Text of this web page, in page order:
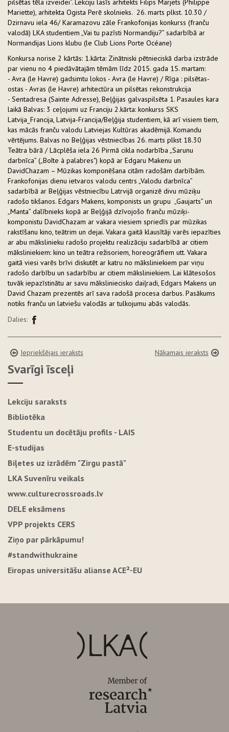
pilsētas tēla izveidei”. Lekciju lasīs arhitekts Filips Marjets (Philippe
Mariette), arhitekta Ogista Perē skolnieks. 26. marts plkst. 10.30 /
Dzirnavu iela 46/ Karamazovu zāle Frankofonijas konkurss (franču
valodā) LKA studentiem „Vai tu pazīsti Normandiju?” sadarbībā ar
Normandijas Lions klubu (le Club Lions Porte Océane)
Konkursa norise 2 kārtās: 1.kārta: Zinātniski pētnieciskā darba izstrāde
par vienu no 4 piedāvātajām tēmām līdz 2015. gada 15. martam:
- Avra (le Havre) gadsimtu lokos - Avra (le Havre) / Rīga : pilsētas-
ostas - Avras (le Havre) arhitectūra un pilsētas rekonstrukcija
- Sentadresa (Sainte Adresse), Beļģijas galvaspilsēta 1. Pasaules kara
laikā Balvas: 3 ceļojumi uz Franciju 2.kārta: konkurss SKS
Latvija_Francija, Latvija-Francija/Beļģija studentiem, kā arī visiem tiem,
kas mācās franču valodu Latviejas Kultūras akadēmijā. Komandu
vērtējums. Balvas no Beļģijas vēstniecības 26. marts plkst 18.30
Teātra bārā / Lācplēša iela 26 Pirmā cikla nodarbība „Sarunu
darbnīca” („Boîte à palabres") kopā ar Edgaru Makenu un
DavidChazam – Mūzikas komponēšana citām radošām darbībām.
Frankofonijas dienu ietvaros valodu centrs „Valodu darbnīca”
sadarbībā ar Beļģijas vēstniecību Latrvijā organizē divu mūziķu
radošo tikšanos. Edgars Makens, komponists un grupu „Gaujarts” un
„Manta” dalībnieks kopā ar Beļģijā dzīvojošo franču mūziķi-
komponistu DavidChazam ar vakara viesiem spriedīs par mūzikas
rakstīšanu kino, teātrim un dejai. Vakara gaitā klausītāji varēs iepazīties
ar abu mākslinieku radošo projektu realizāciju sadarbībā ar citiem
māksliniekiem: kino un teātra režisoriem, horeogrāfiem utt. Vakara
gaitā viesi varēs brīvi diskutēt ar katru no māksliniekiem par viņu
radošo darbību un sadarbību ar citiem māksliniekiem. Lai klātesošos
tuvāk iepazīstinātu ar savu māksliniecisko daiļradi, Edgars Makens un
David Chazam prezentēs arī sava radošā procesa darbus. Pasākums
notiks franču un latviešu valodās ar tulkojumu abās valodās.
Dalies:
Iepriekšējais ieraksts Nākamais ieraksts
Svarīgi īsceļi
Lekciju saraksts
Bibliotēka
Studentu un docētāju profils - LAIS
E-studijas
Biļetes uz izrādēm "Zirgu pastā"
LKA Suvenīru veikals
www.culturecrossroads.lv
DELE eksāmens
VPP projekts CERS
Ziņo par pārkāpumu!
#standwithukraine
Eiropas universitāšu alianse ACE²-EU